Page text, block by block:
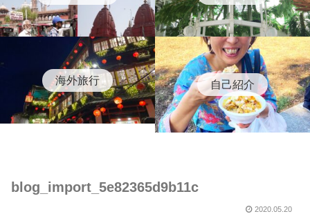
海外旅行 自己紹介
blog_import_5e82365d9b11c
2020.05.20